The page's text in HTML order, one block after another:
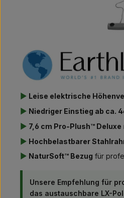
▶ Leise elektrische
▶ Niedriger Einstieg ab ca.
▶ 7,6 cm Pro-Plush™ Deluxe
▶ Hochbelastbarer
▶ NaturSoft™ Bezug für
Unsere Empfehlung für
das austauschbare LX-